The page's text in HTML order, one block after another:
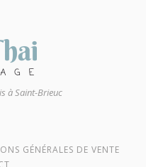
à Saint-Brieuc
GÉNÉRALES DE VENTE